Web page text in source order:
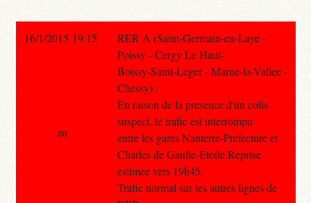
16/1/2015 19:15
RER A (Saint-Germain-en-Laye -
Poissy - Cergy Le Haut-
Boissy-Saint-Leger - Marne-la-Vallee -
Chessy) :
En raison de la presence d'un colis
suspect, le trafic est interrompu
entre les gares Nanterre-Prefecture et
Charles de Gaulle-Etoile.Reprise
estimee vers 19h45.
Trafic normal sur les autres lignes de
au